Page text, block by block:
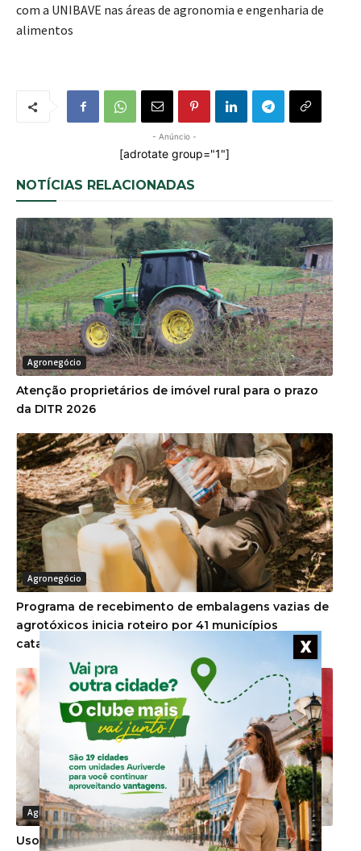
com a UNIBAVE nas áreas de agronomia e engenharia de
alimentos
- Anúncio -
[adrotate group="1"]
NOTÍCIAS RELACIONADAS
Agronegócio
Atenção proprietários de imóvel rural para o prazo
da DITR 2026
Agronegócio
Programa de recebimento de embalagens vazias de
agrotóxicos inicia roteiro por 41 municípios
catarinenses
Agronegócio
Uso de minerais bi-quelatados na alimentação de
X